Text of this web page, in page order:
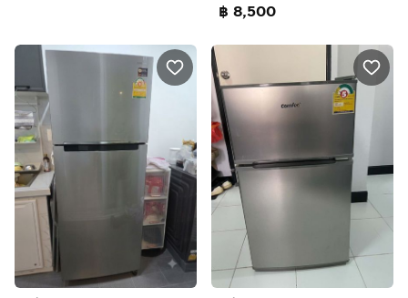
฿ 8,500